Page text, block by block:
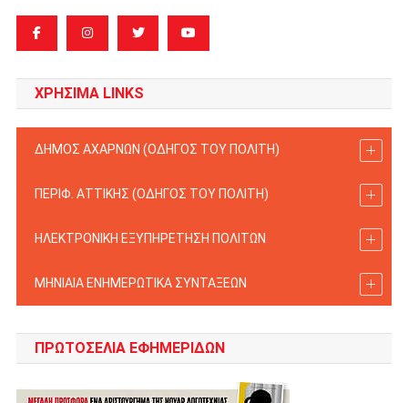
ΧΡΗΣΙΜΑ LINKS
ΔΗΜΟΣ ΑΧΑΡΝΩΝ (ΟΔΗΓΟΣ TOY ΠΟΛΙΤΗ)
ΠΕΡΙΦ. ΑΤΤΙΚΗΣ (ΟΔΗΓΟΣ TOY ΠΟΛΙΤΗ)
ΗΛΕΚΤΡΟΝΙΚΗ ΕΞΥΠΗΡΕΤΗΣΗ ΠΟΛΙΤΩΝ
ΜΗΝΙΑΙΑ ΕΝΗΜΕΡΩΤΙΚΑ ΣΥΝΤΑΞΕΩΝ
ΠΡΩΤΟΣΈΛΙΑ ΕΦΗΜΕΡΊΔΩΝ